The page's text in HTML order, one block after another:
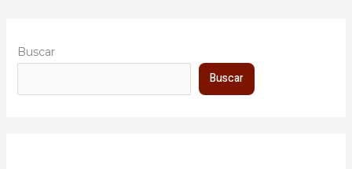
Buscar
Buscar